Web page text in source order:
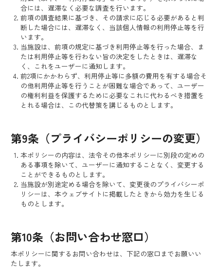
合には、遅滞なく必要な調査を行います。
前項の調査結果に基づき、その請求に応じる必要があると判
断した場合には、遅滞なく、当該個人情報の利用停止等を行
います。
当施設は、前項の規定に基づき利用停止等を行った場合、ま
たは利用停止等を行わない旨の決定をしたときは、遅滞な
く、これをユーザーに通知します。
前2項にかかわらず、利用停止等に多額の費用を有する場合そ
の他利用停止等を行うことが困難な場合であって、ユーザー
の権利利益を保護するために必要なこれに代わるべき措置を
とれる場合は、この代替策を講じるものとします。
第9条（プライバシーポリシーの変更）
本ポリシーの内容は、法令その他本ポリシーに別段の定めの
ある事項を除いて、ユーザーに通知することなく、変更する
ことができるものとします。
当施設が別途定める場合を除いて、変更後のプライバシーポ
リシーは、本ウェブサイトに掲載したときから効力を生じる
ものとします。
第10条（お問い合わせ窓口）
本ポリシーに関するお問い合わせは、下記の窓口までお願いい
たします。